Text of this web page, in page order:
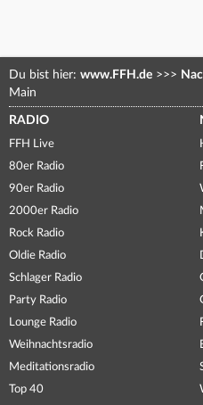
Du bist hier: www.FFH.de >>>
Main
RADIO
FFH Live
80er Radio
90er Radio
2000er Radio
Rock Radio
Oldie Radio
Schlager Radio
Party Radio
Lounge Radio
Weihnachtsradio
Meditationsradio
Top 40